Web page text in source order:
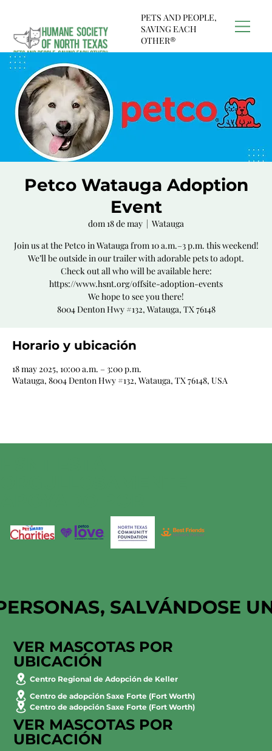
PETS AND PEOPLE,
SAVING EACH
OTHER®
Petco Watauga Adoption
Event
dom 18 de may
  |
Watauga
Join us at the Petco in Watauga from 10 a.m.–3 p.m. this weekend!
We’ll be outside in our trailer with adorable pets to adopt.
Check out all who will be available here:
https://www.hsnt.org/offsite-adoption-events
We hope to see you there!
8004 Denton Hwy #132, Watauga, TX 76148
Horario y ubicación
18 may 2025, 10:00 a.m. – 3:00 p.m.
Watauga, 8004 Denton Hwy #132, Watauga, TX 76148, USA
SALVÁNDOSE
VER MASCOTAS POR
UBICACIÓN
Centro Regional de Adopción de Keller
Centro de adopción Saxe Forte (Fort Worth)
Centro de adopción Saxe Forte (Fort Worth)
VER MASCOTAS POR
UBICACIÓN